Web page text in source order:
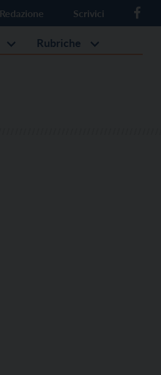
Redazione Scrivici
Rubriche